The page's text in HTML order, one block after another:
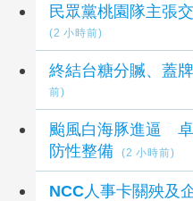
民眾黨桃園隊主張
(2 小時前)
前)
颱風白海豚進逼
防性整備
(2 小時前)
NCC人事卡關殃及